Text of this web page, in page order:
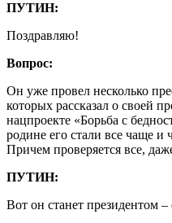
ПУТИН:
Поздравляю!
Вопрос:
Он уже провел несколько
которых рассказал о своей
нацпроекте «Борьба с
родине его стали все чаще и
Причем проверяется все,
ПУТИН:
Вот он станет президентом –